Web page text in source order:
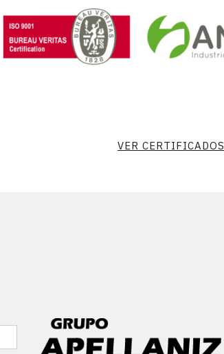
VER CERTIFICADOS